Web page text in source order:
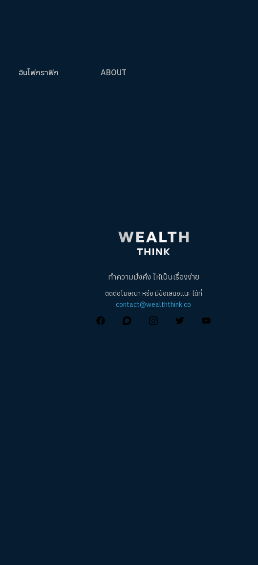
อินโฟกราฟิก ABOUT
ทำความมั่งคั่ง ให้เป็นเรื่องง่าย
ติดต่อโฆษณา หรือ มีข้อเสนอแนะ ได้ที่
contact@wealththink.co